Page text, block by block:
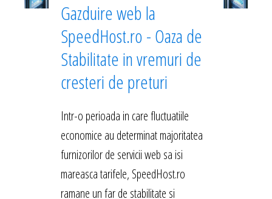
Gazduire web la
SpeedHost.ro - Oaza de
Stabilitate in vremuri de
cresteri de preturi
Intr-o perioada in care fluctuatiile
economice au determinat majoritatea
furnizorilor de servicii web sa isi
mareasca tarifele, SpeedHost.ro
ramane un far de stabilitate si